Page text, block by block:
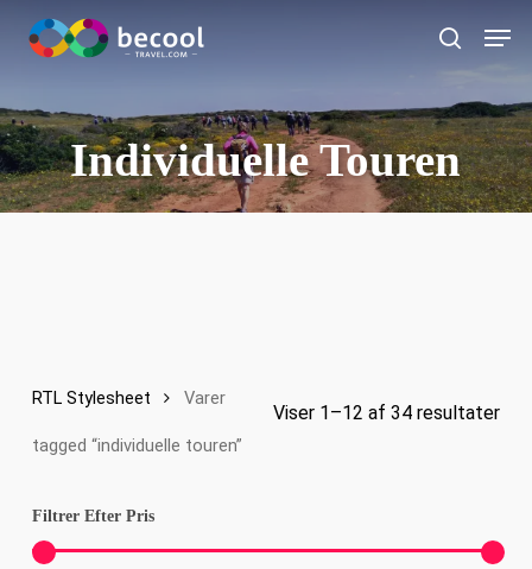
hovedindhold
Søg
Individuelle Touren
Viser 1–12 af 34 resultater
RTL Stylesheet Varer
tagged “individuelle touren”
Filtrer Efter Pris